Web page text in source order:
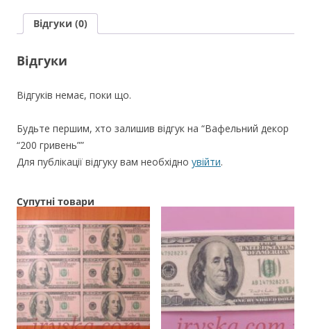
Відгуки (0)
Відгуки
Відгуків немає, поки що.
Будьте першим, хто залишив відгук на “Вафельний декор
“200 гривень””
Для публікації відгуку вам необхідно увійти.
Супутні товари